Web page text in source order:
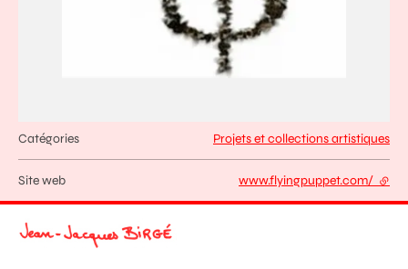
Catégories Projets et collections artistiques
Site web www.flyingpuppet.com/ -